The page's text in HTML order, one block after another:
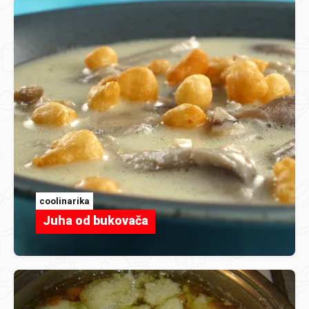
coolinarika
Juha od bukovača